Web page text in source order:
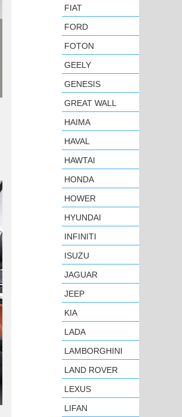
FIAT
FORD
FOTON
GEELY
GENESIS
GREAT WALL
HAIMA
HAVAL
HAWTAI
HONDA
HOWER
HYUNDAI
INFINITI
ISUZU
JAGUAR
JEEP
KIA
LADA
LAMBORGHINI
LAND ROVER
LEXUS
LIFAN